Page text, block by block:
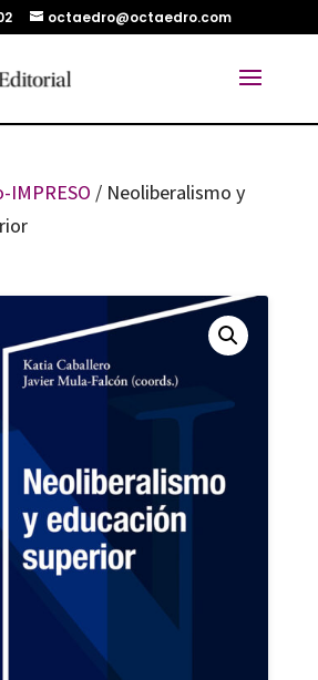
octaedro@octaedro.com
IMPRESO / Neoliberalismo y